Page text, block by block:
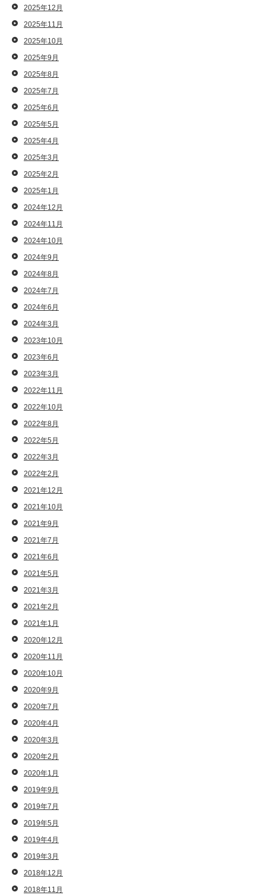
2025年12月
2025年11月
2025年10月
2025年9月
2025年8月
2025年7月
2025年6月
2025年5月
2025年4月
2025年3月
2025年2月
2025年1月
2024年12月
2024年11月
2024年10月
2024年9月
2024年8月
2024年7月
2024年6月
2024年3月
2023年10月
2023年6月
2023年3月
2022年11月
2022年10月
2022年8月
2022年5月
2022年3月
2022年2月
2021年12月
2021年10月
2021年9月
2021年7月
2021年6月
2021年5月
2021年3月
2021年2月
2021年1月
2020年12月
2020年11月
2020年10月
2020年9月
2020年7月
2020年4月
2020年3月
2020年2月
2020年1月
2019年9月
2019年7月
2019年5月
2019年4月
2019年3月
2018年12月
2018年11月